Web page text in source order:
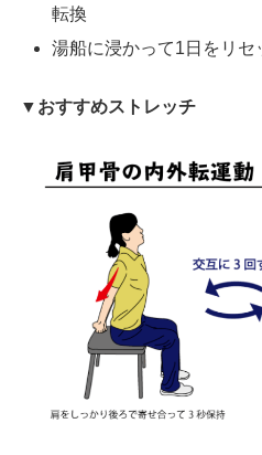
転換
湯船に浸かって1日をリセ
▼おすすめストレッチ